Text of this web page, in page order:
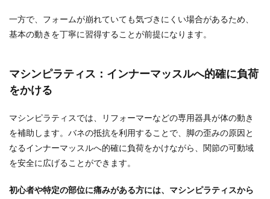
一方で、フォームが崩れていても気づきにくい場合があるため、
基本の動きを丁寧に習得することが前提になります。
マシンピラティス：インナーマッスルへ的確に負荷
をかける
マシンピラティスでは、リフォーマーなどの専用器具が体の動き
を補助します。バネの抵抗を利用することで、脚の歪みの原因と
なるインナーマッスルへ的確に負荷をかけながら、関節の可動域
を安全に広げることができます。
初心者や特定の部位に痛みがある方には、マシンピラティスから